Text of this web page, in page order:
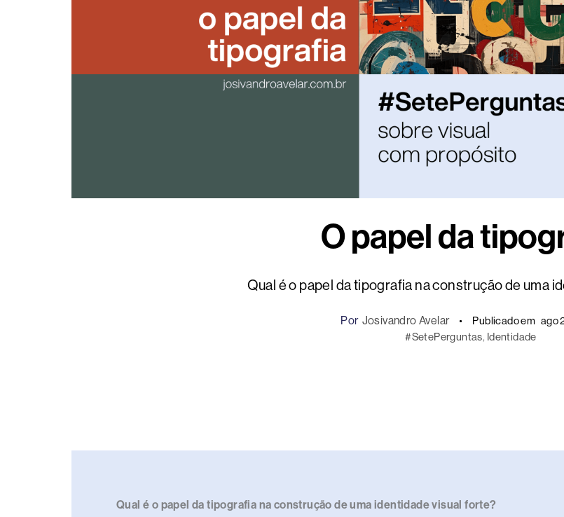
O papel da
Qual é o papel da tipografia na construção de uma
Por Josivandro Avelar Publicado em ago
#SetePerguntas, Identidade
Qual é o papel da tipografia na construção de uma identidade visual forte?